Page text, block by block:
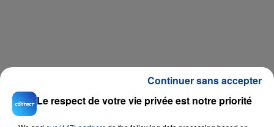
Le respect de votre vie privée est notre priorité
Continuer sans accepter